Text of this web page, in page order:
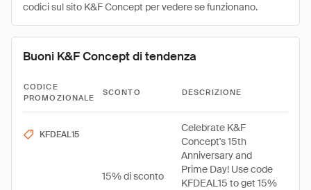
codici sul sito K&F Concept per vedere se funzionano.
Buoni K&F Concept di tendenza
CODICE
PROMOZIONALE
SCONTO DESCRIZIONE
KFDEAL15
15% di sconto
Celebrate K&F
Concept's 15th
Anniversary and
Prime Day! Use code
KFDEAL15 to get 15%